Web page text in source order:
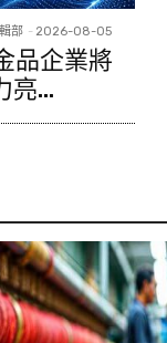
部 - 2026-08-05
品企業將
亮...